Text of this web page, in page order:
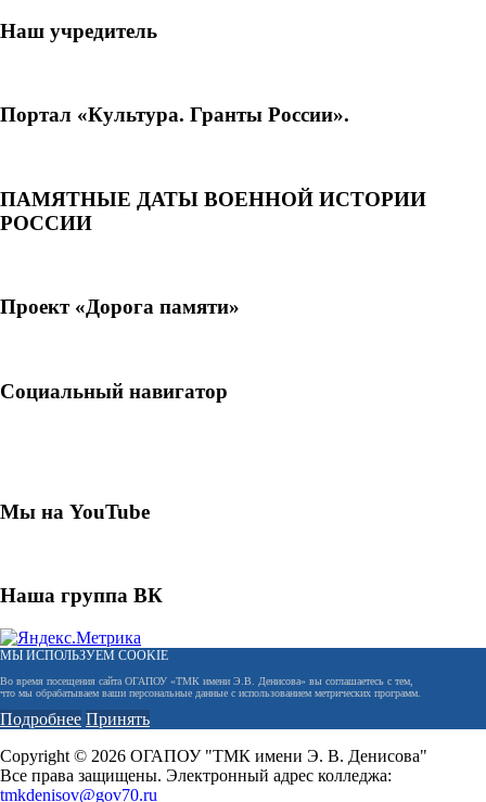
Наш учредитель
Портал «Культура. Гранты России».
ПАМЯТНЫЕ ДАТЫ ВОЕННОЙ ИСТОРИИ
РОССИИ
Проект «Дорога памяти»
Социальный навигатор
Мы на YouTube
Наша группа ВК
МЫ ИСПОЛЬЗУЕМ COOKIE
Во время посещения сайта ОГАПОУ «ТМК имени Э.В. Денисова» вы соглашаетесь с тем,
что мы обрабатываем ваши персональные данные с использованием метрических программ.
Подробнее Принять
Copyright © 2026 ОГАПОУ "ТМК имени Э. В. Денисова"
Все права защищены. Электронный адрес колледжа:
tmkdenisov@gov70.ru